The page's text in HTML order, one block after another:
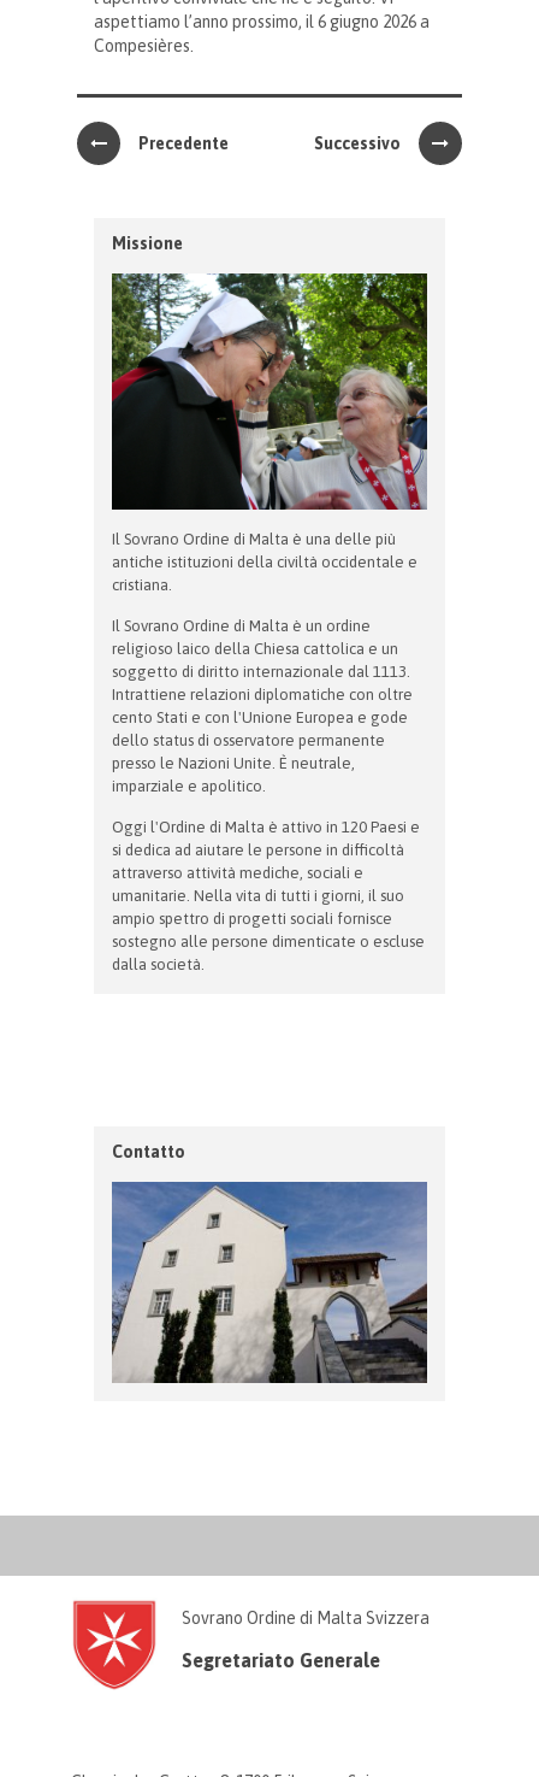
aspettiamo l’anno prossimo, il 6 giugno 2026 a
Compesières.
Precedente Successivo
Missione
Il Sovrano Ordine di Malta è una delle più
antiche istituzioni della civiltà occidentale e
cristiana.
Il Sovrano Ordine di Malta è un ordine
religioso laico della Chiesa cattolica e un
soggetto di diritto internazionale dal 1113.
Intrattiene relazioni diplomatiche con oltre
cento Stati e con l'Unione Europea e gode
dello status di osservatore permanente
presso le Nazioni Unite. È neutrale,
imparziale e apolitico.
Oggi l'Ordine di Malta è attivo in 120 Paesi e
si dedica ad aiutare le persone in difficoltà
attraverso attività mediche, sociali e
umanitarie. Nella vita di tutti i giorni, il suo
ampio spettro di progetti sociali fornisce
sostegno alle persone dimenticate o escluse
dalla società.
Contatto
Sovrano Ordine di Malta Svizzera
Segretariato Generale